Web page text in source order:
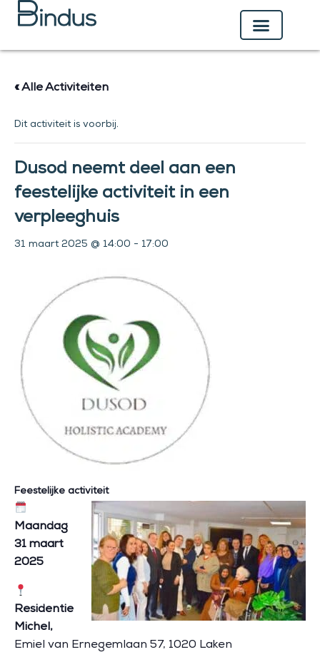
naar
« Alle Activiteiten
Dit activiteit is voorbij.
Dusod neemt deel aan een
feestelijke activiteit in een
verpleeghuis
31 maart 2025 @ 14:00 - 17:00
Feestelijke activiteit
Maandag
31 maart
2025
Residentie
Michel,
Emiel van Ernegemlaan 57, 1020 Laken